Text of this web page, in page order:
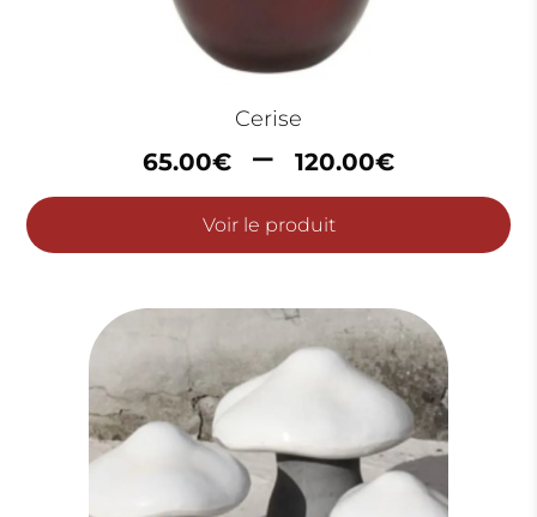
Cerise
65.00€ – 120.00€Plage
de
65.00€
Voir le produit